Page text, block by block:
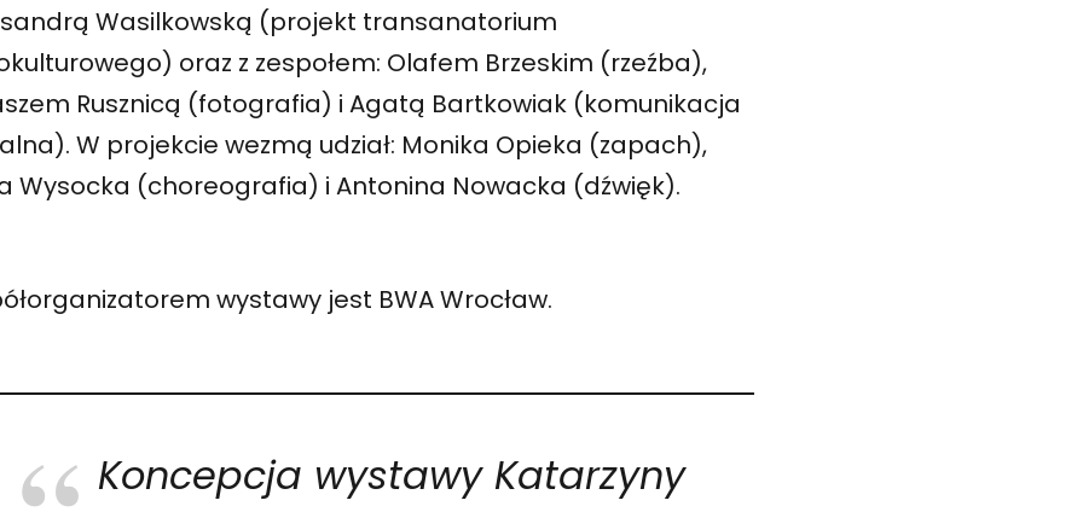
Wasilkowską (projekt transanatorium
oraz z zespołem: Olafem Brzeskim (rzeźba),
Rusznicą (fotografia) i Agatą Bartkowiak (komunikacja
W projekcie wezmą udział: Monika Opieka (zapach),
Wysocka (choreografia) i Antonina Nowacka (dźwięk).
wystawy jest BWA Wrocław.
Koncepcja wystawy Katarzyny